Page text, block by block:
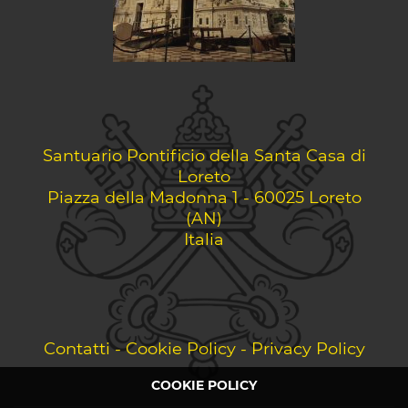
Santuario Pontificio della Santa Casa di
Loreto
Piazza della Madonna 1 - 60025 Loreto
(AN)
Italia
Contatti-Cookie Policy-Privacy Policy
COOKIE POLICY